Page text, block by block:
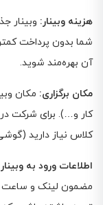
هزینه وبینار: وبینار
شما بدون پرداخت
آن بهره‌مند شوید.
مکان برگزاری: مکان
کار و…). برای شرکت در
کلاس نیاز دارید
اطلاعات ورود به
مضمون لینک و ساعت